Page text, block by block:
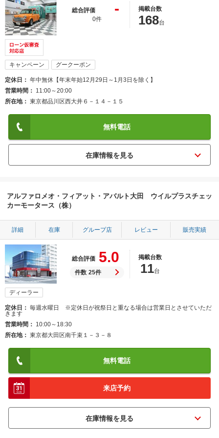
総合評価 -
0件
掲載台数
168台
キャンペーン グークーポン
定休日
年中無休【年末年始12月29日～1月3日を除く】
営業時間
11:00～20:00
所在地
東京都品川区西大井６－１４－１５
無料電話
アルファロメオ・フィアット・アバルト大田 ウイルプラスチェッ
カーモータース（株）
詳細 在庫 グループ店 レビュー 販売実績
総合評価 5.0
件数 25件
掲載台数
11台
ディーラー
定休日
毎週水曜日 ※定休日が祝祭日と重なる場合は営業日とさせていただ
きます
営業時間
10:00～18:30
所在地
東京都大田区南千束１－３－８
無料電話
来店予約